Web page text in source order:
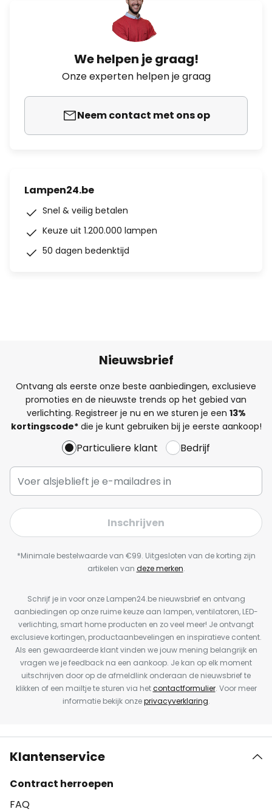
We helpen je graag!
Onze experten helpen je graag
Neem contact met ons op
Lampen24.be
Snel & veilig betalen
Keuze uit 1.200.000 lampen
50 dagen bedenktijd
Nieuwsbrief
Ontvang als eerste onze beste aanbiedingen, exclusieve
promoties en de nieuwste trends op het gebied van
verlichting. Registreer je nu en we sturen je een 13%
kortingscode*die je kunt gebruiken bij je eerste aankoop!
Particuliere klant Bedrijf
Inschrijven
*Minimale bestelwaarde van €99. Uitgesloten van de korting zijn
artikelen van deze merken.
Schrijf je in voor onze Lampen24.be nieuwsbrief en ontvang
aanbiedingen op onze ruime keuze aan lampen, ventilatoren, LED-
verlichting, smart home producten en zo veel meer! Je ontvangt
exclusieve kortingen, productaanbevelingen en inspiratieve content.
Als een gewaardeerde klant vinden we jouw mening belangrijk en
vragen we je feedback na een aankoop. Je kan op elk moment
uitschrijven door op de afmeldlink onderaan de nieuwsbrief te
klikken of een mailtje te sturen via hetcontactformulier. Voor meer
informatie bekijk onzeprivacyverklaring.
Klantenservice
Contract herroepen
FAQ